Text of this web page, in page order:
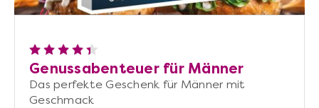
Genussabenteuer für Männer
Das perfekte Geschenk für Männer mit
Geschmack